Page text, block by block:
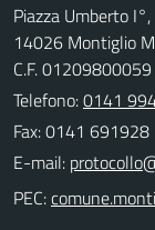
Piazza Umberto I°,
14026 Montiglio
C.F.
Telefono:0141
Fax: 0141 691928
E-mail:
PEC: